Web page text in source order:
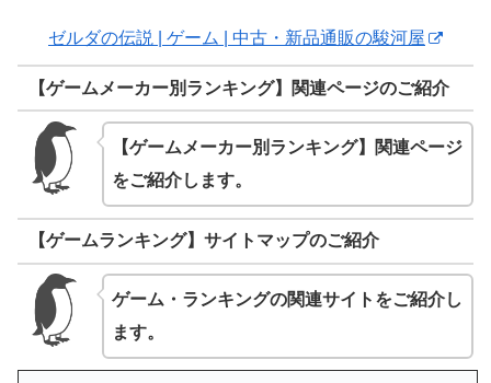
ゼルダの伝説 | ゲーム | 中古・新品通販の駿河屋
【ゲームメーカー別ランキング】関連ページのご紹介
【ゲームメーカー別ランキング】関連ページ
をご紹介します。
【ゲームランキング】サイトマップのご紹介
ゲーム・ランキングの関連サイトをご紹介し
ます。